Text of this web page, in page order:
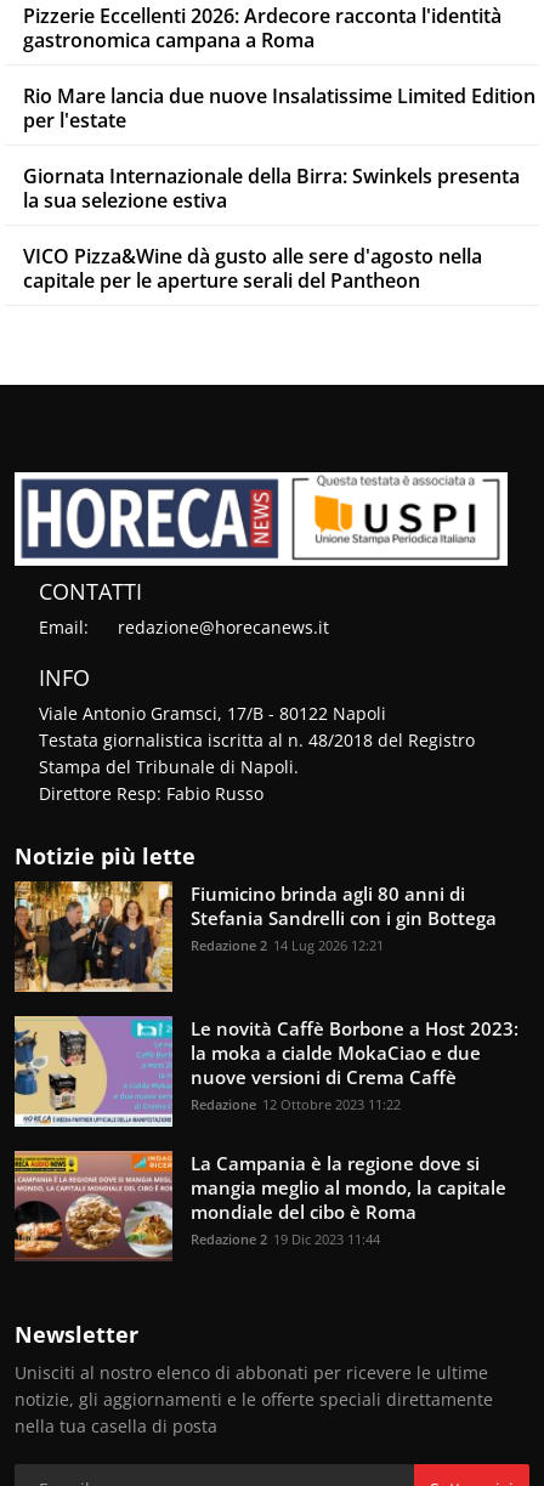
Pizzerie Eccellenti 2026: Ardecore racconta l'identità
gastronomica campana a Roma
Rio Mare lancia due nuove Insalatissime Limited Edition
per l'estate
Giornata Internazionale della Birra: Swinkels presenta
la sua selezione estiva
VICO Pizza&Wine dà gusto alle sere d'agosto nella
capitale per le aperture serali del Pantheon
CONTATTI
Email: redazione@horecanews.it
INFO
Viale Antonio Gramsci, 17/B - 80122 Napoli
Testata giornalistica iscritta al n. 48/2018 del Registro
Stampa del Tribunale di Napoli.
Direttore Resp: Fabio Russo
Notizie più lette
Fiumicino brinda agli 80 anni di
Stefania Sandrelli con i gin Bottega
Redazione 2 14 Lug 2026 12:21
Le novità Caffè Borbone a Host 2023:
la moka a cialde MokaCiao e due
nuove versioni di Crema Caffè
Redazione 12 Ottobre 2023 11:22
La Campania è la regione dove si
mangia meglio al mondo, la capitale
mondiale del cibo è Roma
Redazione 2 19 Dic 2023 11:44
Newsletter
Unisciti al nostro elenco di abbonati per ricevere le ultime
notizie, gli aggiornamenti e le offerte speciali direttamente
nella tua casella di posta